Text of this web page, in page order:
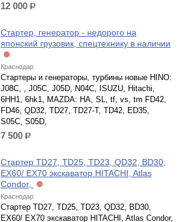
12 000 р.
Стартер, генератор - недорого на
японский грузовик, спецтехнику в наличии
Краснодар
Стартеры и генераторы, турбины новые HINO:
J08C, , J05C, J05D, N04С, ISUZU, Hitachi,
6HH1, 6hk1, MAZDA: HA, SL, tf, vs, tm FD42,
FD46, QD32, TD27, TD27-T, TD42, ED35,
S05C, S05D,
7 500 р.
Стартер TD27, TD25, TD23, QD32, BD30,
EX60/ EX70 экскаватор HITACHI, Atlas
Condor,
Краснодар
Стартер TD27, TD25, TD23, QD32, BD30,
EX60/ EX70 экскаватор HITACHI, Atlas Condor,